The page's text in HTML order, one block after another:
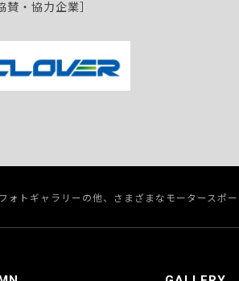
賛・協力企業］
トギャラリーの他、さまざまなモータースポ